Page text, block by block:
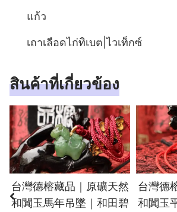
แก้ว
เถาเลือดไก่ทิเบต|ไวเท็กซ์
สินค้าที่เกี่ยวข้อง
台灣德榕藏品｜原礦天然
和闐玉馬年吊墜｜和田碧
台灣德
和闐玉